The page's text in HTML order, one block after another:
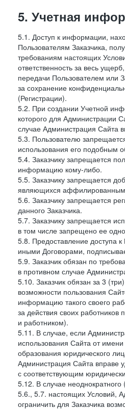
5. Учетная
5.1. Доступ к информации,
Пользователям Заказчика,
требованиям настоящих
ответственность за весь
передачи Пользователем или
за сохранение
(Регистрации).
5.2. При создании Учетной
которого для Администрации
случае Администрация Сайта
5.3. Пользователю
использования его подобным
5.4. Заказчику запрещается
информацию кому-либо.
5.5. Заказчику запрещается
являющихся
5.6. Заказчику запрещается
данного Заказчика.
5.7. Заказчику запрещается
в том числе запрещено ее
5.8. Предоставление доступа
иными Договорами,
5.9. Заказчик обязан по
в противном случае
5.10. Заказчик обязан за 3
возможности пользования
информацию такого своего
за действия своих
и работником).
5.11. В случае, если
использования Сайта от
образования юридического
Администрация Сайта вправе
с соответствующим
5.12. В случае
5.6., 5.7. настоящих Условий,
ограничить для Заказчика